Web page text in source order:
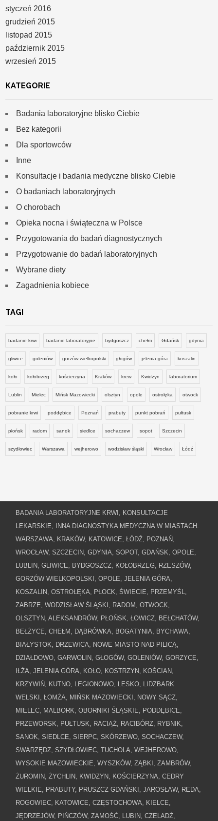
styczeń 2016
grudzień 2015
listopad 2015
październik 2015
wrzesień 2015
KATEGORIE
Badania laboratoryjne blisko Ciebie
Bez kategorii
Dla sportowców
Inne
Konsultacje i badania medyczne blisko Ciebie
O badaniach laboratoryjnych
O chorobach
Opieka nocna i świąteczna w Polsce
Przygotowania do badań diagnostycznych
Przygotowanie do badań laboratoryjnych
Wybrane diety
Zagadnienia kobiece
TAGI
badanie krwi badanie laboratoryjne bydgoszcz chełm Gdańsk gdynia
gliwice goleniów gorzów wielkopolski głogów jelenia góra koszalin
koło kołobrzeg kościerzyna Kraków krew Kwidzyn laboratorium
Lublin Mielec Mińsk Mazowiecki olsztyn opole ostrołęka otwock
pobranie krwi poddębice Poznań prabuty punkt pobrań pułtusk
płońsk radom sanok siedlce sochaczew sopot Szczecin
szydłowiec Warszawa wejherowo wodzisław śląski Wrocław Łódź
BADANIA LABORATORYJNE KRWI, KONSULTACJE
LEKARSKIE, INNA DIAGNOSTYKA MEDYCZNA W MIASTACH:
WARSZAWA, KRAKÓW, KATOWICE, ŁÓDŹ, POZNAŃ,
WROCŁAW, SZCZECIN, GDYNIA, SOPOT, GDAŃSK, OPOLE,
LUBLIN, GLIWICE, BYDGOSZCZ, KOŁOBRZEG, RZESZÓW,
GORZÓW WIELKOPOLSKI, OPOLE, JELENIA GÓRA,
KOSZALIN, OSTROŁĘKA, PŁOCK, ŚWIECIE, PRZEMYŚL,
ZABRZE, WODZISŁAW ŚLĄSKI, RADOM, OTWOCK,
OLSZTYN, ALEKSANDRÓW, PŁOŃSK, ŁOWICZ, BEŁCHATÓW,
BEŁŻYCE, CHEŁM, DĄBRÓWKA, BOGATYNIA, BYCHAWA,
BIAŁYSTOK, DRZEWICA, NOWE MIASTO NAD PILICĄ,
DZIAŁDOWO, GARWOLIN, GŁOGÓW, GOLENIÓW, GORZYCE,
IŁŻA, JELENIA GÓRA, KOŁO, KOSTRZYN, KOŚCIAN,
KRZYWIŃ, KUTNO, LEGIONOWO, LESKO, LIDZBARK
WELSKI, ŁOMŻA, MIŃSK MAZOWIECKI, NOWY SĄCZ,
MIELEC, MALBORK, OBORNIKI ŚLĄSKIE, PODDĘBICE,
PRZEWORSK, PUŁTUSK, RACIĄŻ, RACIBÓRZ, RYBNIK,
SANOK, SIEDLCE, SIERPC, SKÓRZEWO, SOCHACZEW,
SWARZĘDZ, SZYDŁOWIEC, TUCHOLA, WEJHEROWO,
WYSOKIE MAZOWIECKIE, WYSZKÓW, ZĄBKI, ZAMBRÓW,
ŻUROMIN, ŻYCHLIN, KWIDZYN, KOŚCIERZYNA, CEDRY
WIELKIE, PRABUTY, PRUSZCZ GDAŃSKI, JAROSŁAW, REDA,
ROGOWIEC, KATOWICE, CZĘSTOCHOWA, KIELCE,
JĘDRZEJÓW, PIŃCZÓW, ZAMOŚĆ, LUBIN, CZELADŹ,